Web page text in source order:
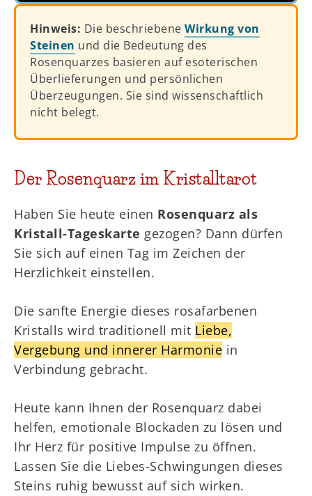
Hinweis: Die beschriebene Wirkung von
Steinen und die Bedeutung des
Rosenquarzes basieren auf esoterischen
Überlieferungen und persönlichen
Überzeugungen. Sie sind wissenschaftlich
nicht belegt.
Der Rosenquarz im Kristalltarot
Haben Sie heute einen Rosenquarz als
Kristall-Tageskarte gezogen? Dann dürfen
Sie sich auf einen Tag im Zeichen der
Herzlichkeit einstellen.
Die sanfte Energie dieses rosafarbenen
Kristalls wird traditionell mit Liebe,
Vergebung und innerer Harmonie in
Verbindung gebracht.
Heute kann Ihnen der Rosenquarz dabei
helfen, emotionale Blockaden zu lösen und
Ihr Herz für positive Impulse zu öffnen.
Lassen Sie die Liebes-Schwingungen dieses
Steins ruhig bewusst auf sich wirken.